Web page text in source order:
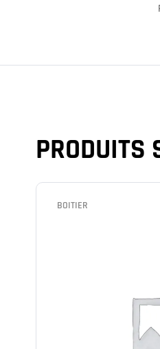
PRODUITS
BOITIER